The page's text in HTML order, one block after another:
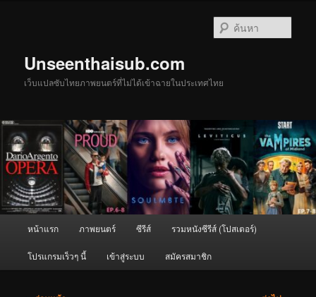
Unseenthaisub.com
เว็บแปลซับไทยภาพยนตร์ที่ไม่ได้เข้าฉายในประเทศไทย
หน้าแรก ภาพยนตร์ ซีรีส์ รวมหนังซีรีส์ (โปสเตอร์)
โปรแกรมเร็วๆ นี้ เข้าสู่ระบบ สมัครสมาชิก